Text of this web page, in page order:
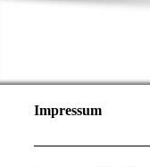
Impressum